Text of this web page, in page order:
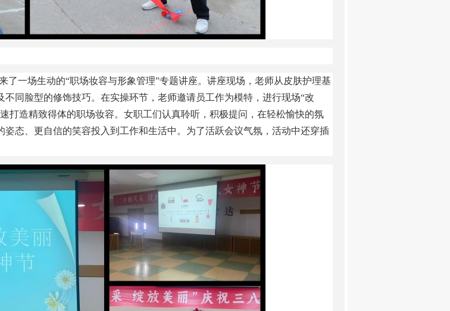
了一场生动的“职场妆容与形象管理”专题讲座。讲座现场，老师从皮肤护理基
同脸型的修饰技巧。在实操环节，老师邀请员工作为模特，进行现场“改
打造精致得体的职场妆容。女职工们认真聆听，积极提问，在轻松愉快的氛
态、更自信的笑容投入到工作和生活中。为了活跃会议气氛，活动中还穿插